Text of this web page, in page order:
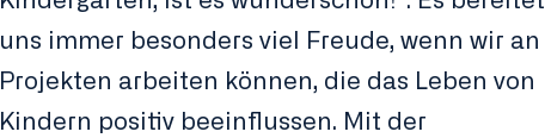
uns immer besonders viel Freude, wenn wir an
Projekten arbeiten können, die das Leben von
Kindern positiv beeinflussen. Mit der